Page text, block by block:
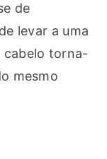
de
levar a uma
cabelo torna-
mesmo